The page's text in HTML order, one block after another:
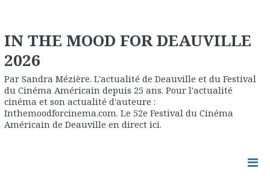
IN THE MOOD FOR DEAUVILLE
2026
Par Sandra Mézière. L'actualité de Deauville et du Festival
du Cinéma Américain depuis 25 ans. Pour l'actualité
cinéma et son actualité d'auteure :
Inthemoodforcinema.com. Le 52e Festival du Cinéma
Américain de Deauville en direct ici.